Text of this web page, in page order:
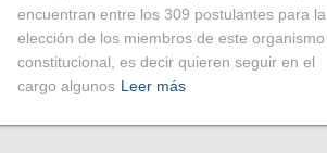
encuentran entre los 309 postulantes para la
elección de los miembros de este organismo
constitucional, es decir quieren seguir en el
cargo algunos Leer más